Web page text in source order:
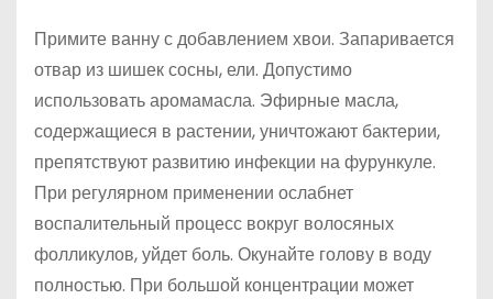
Примите ванну с добавлением хвои. Запаривается
отвар из шишек сосны, ели. Допустимо
использовать аромамасла. Эфирные масла,
содержащиеся в растении, уничтожают бактерии,
препятствуют развитию инфекции на фурункуле.
При регулярном применении ослабнет
воспалительный процесс вокруг волосяных
фолликулов, уйдет боль. Окунайте голову в воду
полностью. При большой концентрации может